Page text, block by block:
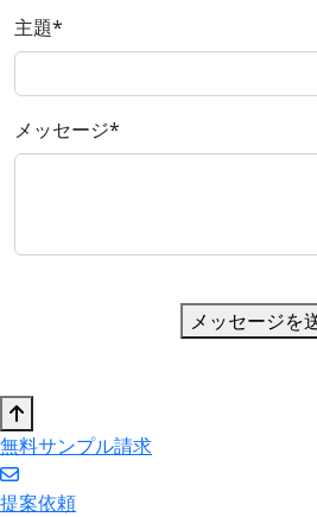
主題*
メッセージ*
メッセージを
無料サンプル請求
提案依頼